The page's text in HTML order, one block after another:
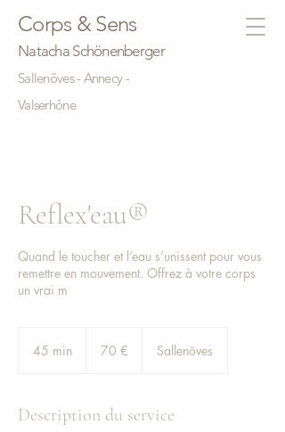
Corps & Sens
Natacha Schönenberger
Sallenôves - Annecy -
Valserhône
Reflex'eau®
Quand le toucher et l’eau s’unissent pour vous
remettre en mouvement. Offrez à votre corps
un vrai m
45 min
n
70 € Sallenôves
Description du service